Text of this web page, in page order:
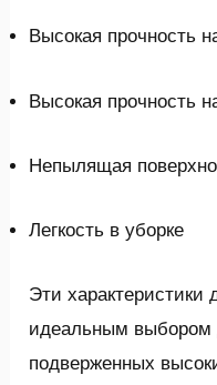
Высокая прочность
Высокая прочность
Непылящая
Легкость в уборке
Эти характеристики
идеальным выбором
подверженных